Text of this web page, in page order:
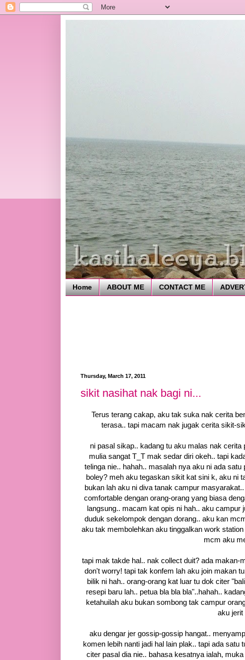
Home ABOUT ME CONTACT ME
Thursday, March 17, 2011
sikit nasihat nak bagi ni...
Terus terang cakap, aku tak suka nak cerita
terasa.. tapi macam nak jugak cerita sikit-
ni pasal sikap.. kadang tu aku malas nak
mulia sangat T_T mak sedar diri okeh.. tapi
telinga nie.. hahah.. masalah nya aku ni ada
boley? meh aku tegaskan sikit kat sini k, aku ni
bukan lah aku ni diva tanak campur
comfortable dengan orang-orang yang biasa
langsung.. macam kat opis ni hah.. aku campur
duduk sekelompok dengan dorang.. aku kan
aku tak membolehkan aku tinggalkan work
mcm aku
tapi mak takde hal.. nak collect duit? ada makan-
don't worry! tapi tak konfem lah aku join makan
bilik ni hah.. orang-orang kat luar tu dok citer
resepi baru lah.. petua bla bla bla"..hahah..
ketahuilah aku bukan sombong tak campur
aku
aku dengar jer gossip-gossip hangat..
komen lebih nanti jadi hal lain plak.. tapi ada
citer pasal dia nie.. bahasa kesatnya ialah,